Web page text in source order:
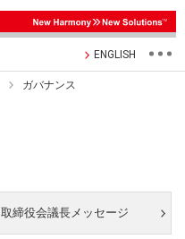
ENGLISH
ガバナンス
取締役会議長メッセージ